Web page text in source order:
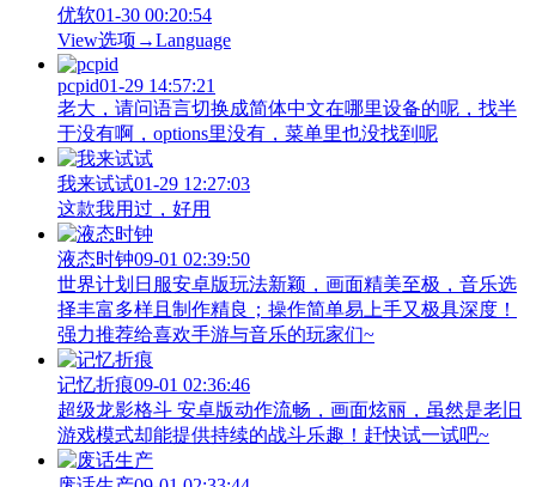
优软01-30 00:20:54
View‌选项→Language
pcpid01-29 14:57:21
老大，请问语言切换成简体中文在哪里设备的呢，找半
于没有啊，options里没有，菜单里也没找到呢
我来试试01-29 12:27:03
这款我用过，好用
液态时钟09-01 02:39:50
世界计划日服安卓版玩法新颖，画面精美至极，音乐选
择丰富多样且制作精良；操作简单易上手又极具深度！
强力推荐给喜欢手游与音乐的玩家们~
记忆折痕09-01 02:36:46
超级龙影格斗 安卓版动作流畅，画面炫丽，虽然是老旧
游戏模式却能提供持续的战斗乐趣！赶快试一试吧~